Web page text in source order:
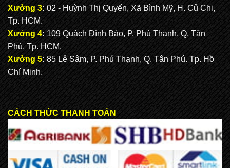
Xưởng 3: 02 - Huỳnh Thị Quyến, Xã Bình Mỹ, H. Củ Chi,
Tp. HCM.
Xưởng 4: 109 Quách Đình Bảo, P. Phú Thạnh, Q. Tân
Phú, Tp. HCM.
Xưởng 5: 85 Lê Sâm, P. Phú Thạnh, Q. Tân Phú. Tp. Hồ
Chí Minh.
CÁCH THỨC THANH TOÁN